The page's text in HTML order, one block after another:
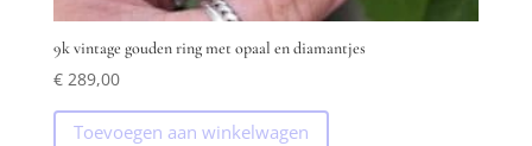
9k vintage gouden ring met opaal en diamantjes
€289,00
Toevoegen aan winkelwagen